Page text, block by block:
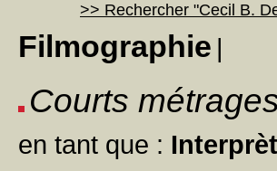
>> Rechercher "Cecil B.
Filmographie |
Courts
en tant que :